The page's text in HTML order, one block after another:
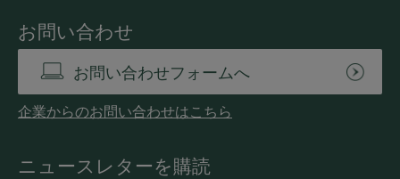
お問い合わせ
お問い合わせフォームへ
企業からのお問い合わせはこちら
ニュースレターを購読